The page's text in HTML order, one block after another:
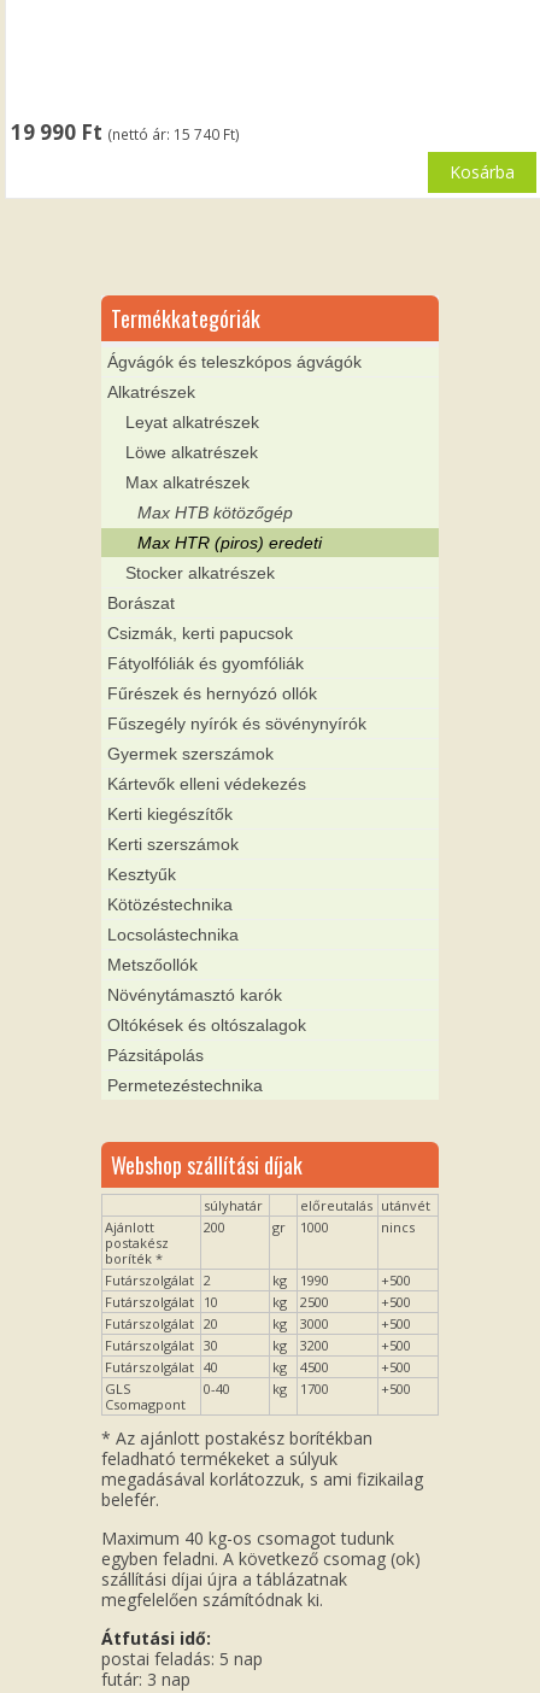
19 990 Ft (nettó ár: 15 740 Ft)
Kosárba
Termékkategóriák
Ágvágók és teleszkópos ágvágók
Alkatrészek
Leyat alkatrészek
Löwe alkatrészek
Max alkatrészek
Max HTB kötözőgép
Max HTR (piros) eredeti
Stocker alkatrészek
Borászat
Csizmák, kerti papucsok
Fátyolfóliák és gyomfóliák
Fűrészek és hernyózó ollók
Fűszegély nyírók és sövénynyírók
Gyermek szerszámok
Kártevők elleni védekezés
Kerti kiegészítők
Kerti szerszámok
Kesztyűk
Kötözéstechnika
Locsolástechnika
Metszőollók
Növénytámasztó karók
Oltókések és oltószalagok
Pázsitápolás
Permetezéstechnika
Webshop szállítási díjak
súlyhatár előreutalás utánvét
Ajánlott
postakész
boríték *
200 gr 1000 nincs
Futárszolgálat 2 kg 1990
+500
Futárszolgálat 10 kg 2500
+500
Futárszolgálat 20 kg 3000
+500
Futárszolgálat 30 kg 3200
+500
Futárszolgálat 40 kg 4500
+500
GLS
Csomagpont
0-40 kg 1700 +500
* Az ajánlott postakész borítékban
feladható termékeket a súlyuk
megadásával korlátozzuk, s ami fizikailag
belefér.
Maximum 40 kg-os csomagot tudunk
egyben feladni. A következő csomag (ok)
szállítási díjai újra a táblázatnak
megfelelően számítódnak ki.
Átfutási idő:
postai feladás: 5 nap
futár: 3 nap